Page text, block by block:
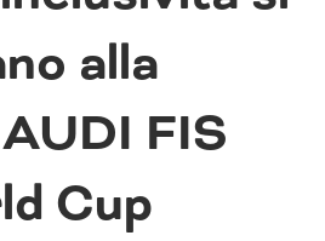
alla
FIS
Cup